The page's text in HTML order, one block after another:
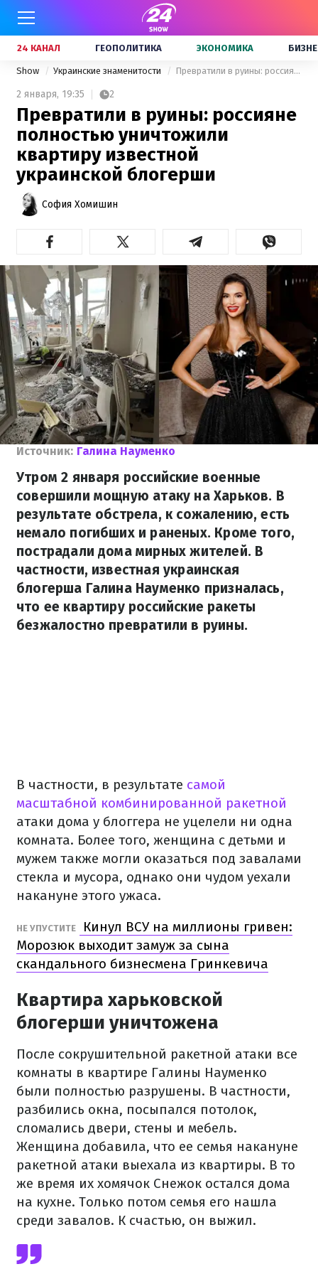
24 КАНАЛ ГЕОПОЛИТИКА ЭКОНОМИКА
Show Украинские знаменитости Превратили в руины: россияне полностью уничтожили квартиру известной украинской блогерши
2 января, 19:35 2
Превратили в руины: россияне
полностью уничтожили
квартиру известной
украинской блогерши
София Хомишин
Источник: Галина Науменко
Утром 2 января российские военные
совершили мощную атаку на Харьков. В
результате обстрела, к сожалению, есть
немало погибших и раненых. Кроме того,
пострадали дома мирных жителей. В
частности, известная украинская
блогерша Галина Науменко призналась,
что ее квартиру российские ракеты
безжалостно превратили в руины.
В частности, в результате самой
масштабной комбинированной ракетной
атаки дома у блоггера не уцелели ни одна
комната. Более того, женщина с детьми и
мужем также могли оказаться под завалами
стекла и мусора, однако они чудом уехали
накануне этого ужаса.
НЕ УПУСТИТЕ
Кинул ВСУ на миллионы гривен:
Морозюк выходит замуж за сына
скандального бизнесмена Гринкевича
Квартира харьковской
блогерши уничтожена
После сокрушительной ракетной атаки все
комнаты в квартире Галины Науменко
были полностью разрушены. В частности,
разбились окна, посыпался потолок,
сломались двери, стены и мебель.
Женщина добавила, что ее семья накануне
ракетной атаки выехала из квартиры. В то
же время их хомячок Снежок остался дома
на кухне. Только потом семья его нашла
среди завалов. К счастью, он выжил.